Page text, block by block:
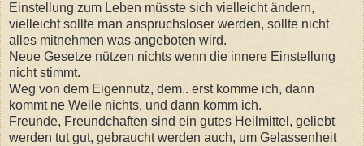
Einstellung zum Leben müsste sich vielleicht ändern,
vielleicht sollte man anspruchsloser werden, sollte nicht
alles mitnehmen was angeboten wird.
Neue Gesetze nützen nichts wenn die innere Einstellung
nicht stimmt.
Weg von dem Eigennutz, dem.. erst komme ich, dann
kommt ne Weile nichts, und dann komm ich.
Freunde, Freundchaften sind ein gutes Heilmittel, geliebt
werden tut gut, gebraucht werden auch, um Gelassenheit